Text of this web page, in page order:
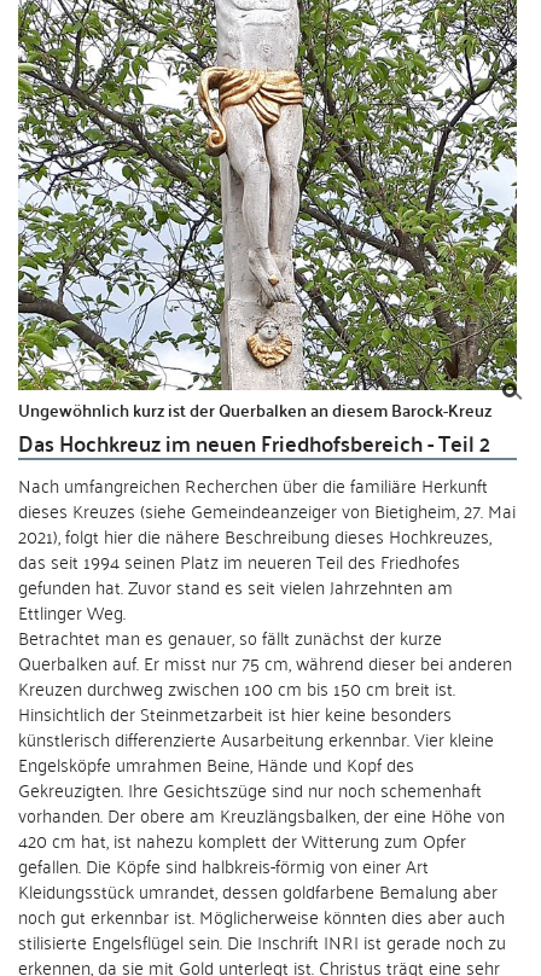
Ungewöhnlich kurz ist der Querbalken an diesem Barock-Kreuz
Das Hochkreuz im neuen Friedhofsbereich - Teil 2
Nach umfangreichen Recherchen über die familiäre Herkunft
dieses Kreuzes (siehe Gemeindeanzeiger von Bietigheim, 27. Mai
2021), folgt hier die nähere Beschreibung dieses Hochkreuzes,
das seit 1994 seinen Platz im neueren Teil des Friedhofes
gefunden hat. Zuvor stand es seit vielen Jahrzehnten am
Ettlinger Weg.
Betrachtet man es genauer, so fällt zunächst der kurze
Querbalken auf. Er misst nur 75 cm, während dieser bei anderen
Kreuzen durchweg zwischen 100 cm bis 150 cm breit ist.
Hinsichtlich der Steinmetzarbeit ist hier keine besonders
künstlerisch differenzierte Ausarbeitung erkennbar. Vier kleine
Engelsköpfe umrahmen Beine, Hände und Kopf des
Gekreuzigten. Ihre Gesichtszüge sind nur noch schemenhaft
vorhanden. Der obere am Kreuzlängsbalken, der eine Höhe von
420 cm hat, ist nahezu komplett der Witterung zum Opfer
gefallen. Die Köpfe sind halbkreis-förmig von einer Art
Kleidungsstück umrandet, dessen goldfarbene Bemalung aber
noch gut erkennbar ist. Möglicherweise könnten dies aber auch
stilisierte Engelsflügel sein. Die Inschrift INRI ist gerade noch zu
erkennen, da sie mit Gold unterlegt ist. Christus trägt eine sehr